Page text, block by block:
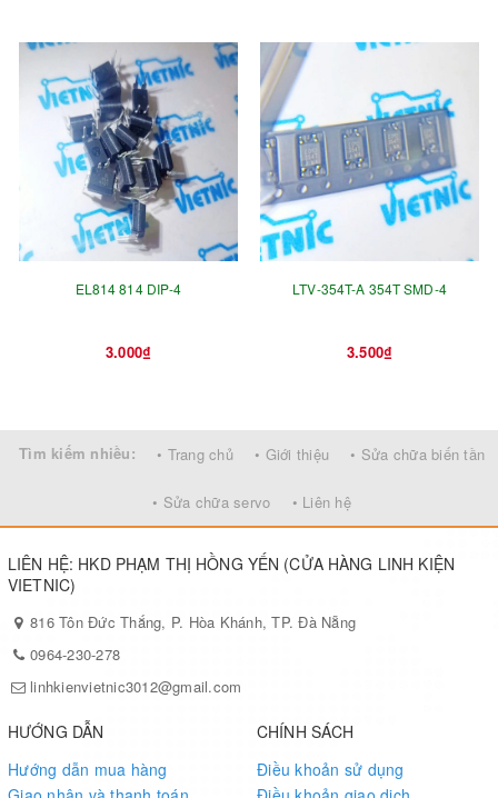
EL814 814 DIP-4
3.000₫
LTV-354T-A 354T SMD-4
3.500₫
Tìm kiếm nhiều: • Trang chủ • Giới thiệu • Sửa chữa biến tần
• Sửa chữa servo • Liên hệ
LIÊN HỆ: HKD PHẠM THỊ HỒNG YẾN (CỬA HÀNG LINH KIỆN
VIETNIC)
816 Tôn Đức Thắng, P. Hòa Khánh, TP. Đà Nẵng
0964-230-278
linhkienvietnic3012@gmail.com
HƯỚNG DẪN
Hướng dẫn mua hàng
CHÍNH SÁCH
Điều khoản sử dụng